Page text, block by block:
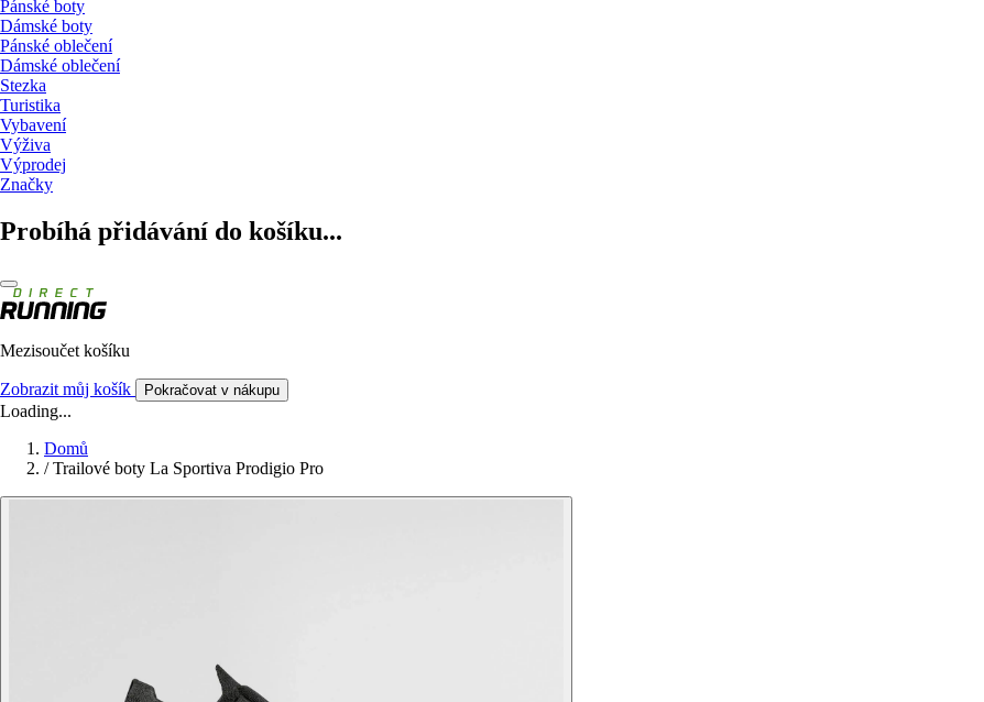
Pánské boty
Dámské boty
Pánské oblečení
Dámské oblečení
Stezka
Turistika
Vybavení
Výživa
Výprodej
Značky
Probíhá přidávání do košíku...
Mezisoučet košíku
Zobrazit můj košík Pokračovat v nákupu
Loading...
Domů
/ Trailové boty La Sportiva Prodigio Pro